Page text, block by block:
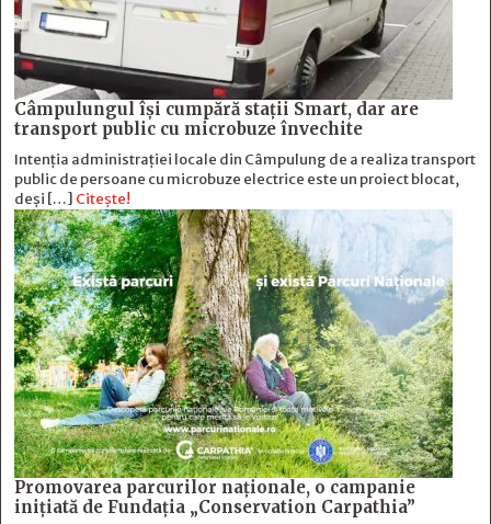
Câmpulungul îşi cumpără staţii Smart, dar are
transport public cu microbuze învechite
Intenția administrației locale din Câmpulung de a realiza transport
public de persoane cu microbuze electrice este un proiect blocat,
deși […] Citește!
Promovarea parcurilor naționale, o campanie
inițiată de Fundația „Conservation Carpathia”